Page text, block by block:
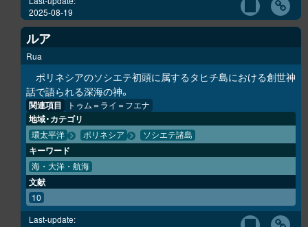
2025-08-19
ルア
Rua
ポリネシアのソシエテ初頭に属するタヒチ島における創世神
話で語られる深海の神。
関連項目 トゥム＝ライ＝フエナ
地域・カテゴリ
環太平洋 ポリネシア ソシエテ諸島
キーワード
海・大洋・航海
文献
10
Last-update: